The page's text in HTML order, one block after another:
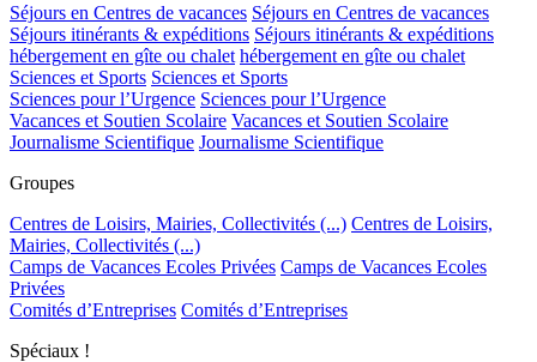
Séjours en Centres de vacances Séjours en Centres de vacances
Séjours itinérants & expéditions Séjours itinérants & expéditions
hébergement en gîte ou chalet hébergement en gîte ou chalet
Sciences et Sports Sciences et Sports
Sciences pour l’Urgence Sciences pour l’Urgence
Vacances et Soutien Scolaire Vacances et Soutien Scolaire
Journalisme Scientifique Journalisme Scientifique
Groupes
Centres de Loisirs, Mairies, Collectivités (...) Centres de Loisirs,
Mairies, Collectivités (...)
Camps de Vacances Ecoles Privées Camps de Vacances Ecoles
Privées
Comités d’Entreprises Comités d’Entreprises
Spéciaux !